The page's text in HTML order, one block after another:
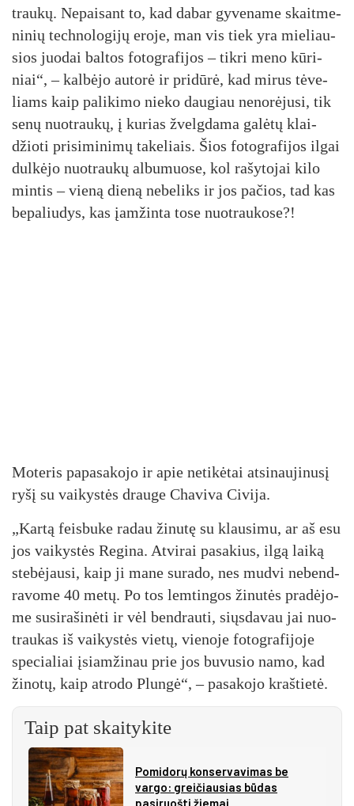
trau­kų. Ne­pai­sant to, kad da­bar gy­ve­na­me skait­me­
ni­nių tech­no­lo­gi­jų ero­je, man vis tiek yra mie­liau­
sios juo­dai bal­tos fo­tog­ra­fi­jos – tik­ri me­no kū­ri­
niai“, – kal­bė­jo au­to­rė ir pri­dū­rė, kad mi­rus tė­ve­
liams kaip pa­li­ki­mo nie­ko dau­giau ne­no­rė­ju­si, tik
se­nų nuo­trau­kų, į ku­rias žvelg­da­ma ga­lė­tų klai­
džio­ti pri­si­mi­ni­mų ta­ke­liais. Šios fo­tog­ra­fi­jos il­gai
dul­kė­jo nuo­trau­kų al­bu­muo­se, kol ra­šy­to­jai ki­lo
min­tis – vie­ną die­ną ne­be­liks ir jos pa­čios, tad kas
be­pa­liu­dys, kas įam­žin­ta to­se nuo­trau­ko­se?!
Mo­te­ris pa­pa­sa­ko­jo ir apie ne­ti­kė­tai at­si­nau­ji­nu­sį
ry­šį su vai­kys­tės drau­ge Cha­vi­va Ci­vi­ja.
„Kar­tą feis­bu­ke ra­dau ži­nu­tę su klau­si­mu, ar aš esu
jos vai­kys­tės Re­gi­na. At­vi­rai pa­sa­kius, il­gą lai­ką
ste­bė­jau­si, kaip ji ma­ne su­ra­do, nes mud­vi ne­bend­
ra­vo­me 40 me­tų. Po tos lem­tin­gos ži­nu­tės pra­dė­jo­
me su­si­ra­ši­nė­ti ir vėl bend­rau­ti, siųs­da­vau jai nuo­
trau­kas iš vai­kys­tės vie­tų, vie­no­je fo­tog­ra­fi­jo­je
spe­cia­liai įsiam­ži­nau prie jos bu­vu­sio na­mo, kad
ži­no­tų, kaip at­ro­do Plun­gė“, – pa­sa­ko­jo kraš­tie­tė.
Taip pat skaitykite
Pomidorų konservavimas be
vargo: greičiausias būdas
pasiruošti žiemai